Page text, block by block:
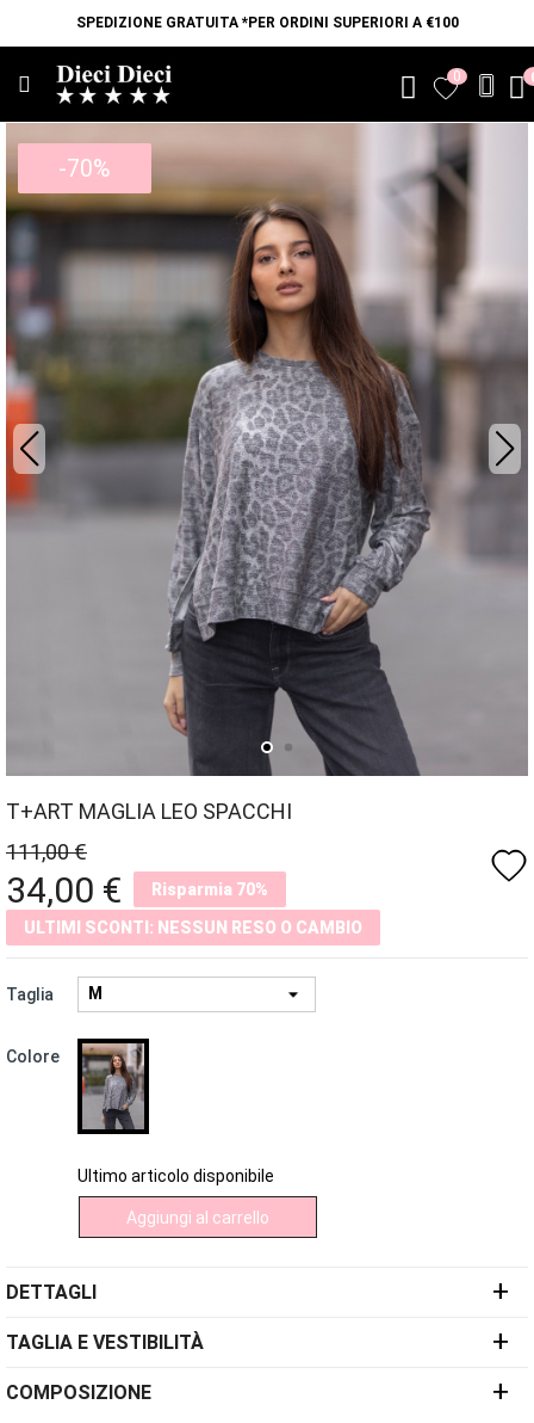
SPEDIZIONE GRATUITA *PER ORDINI SUPERIORI A €100
favorite0
-70%
T+ART MAGLIA LEO SPACCHI
favorite
111,00 €
34,00 €
Risparmia 70%
ULTIMI SCONTI: NESSUN RESO O CAMBIO
Taglia
Colore
Ultimo articolo disponibile
Aggiungi al carrello
DETTAGLI +
TAGLIA E VESTIBILITÀ +
COMPOSIZIONE +